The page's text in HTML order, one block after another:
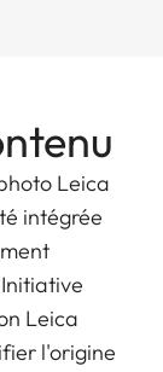
Leica
intégrée
Leica
l'origine